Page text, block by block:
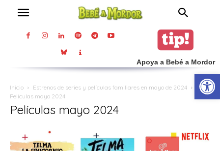
Apoya a Bebé a Mordor
Inicio
Estrenos de series y películas familiares en mayo de 2024
Películas mayo 2024
Películas mayo 2024